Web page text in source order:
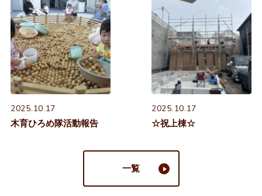
2025.10.17
木育ひろめ隊活動報告
2025.10.17
☆祝上棟☆
一覧